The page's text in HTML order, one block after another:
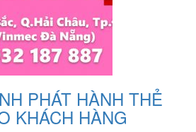
PHÁT HÀNH THẺ
KHÁCH HÀNG